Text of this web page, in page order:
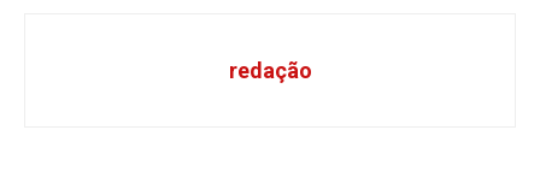
redação